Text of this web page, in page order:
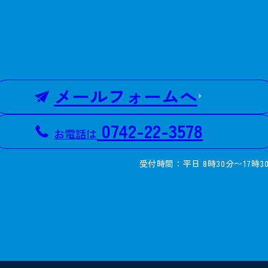
メールフォームへ
お電話は 0742-22-3578
受付時間：平日 8時30分〜17時